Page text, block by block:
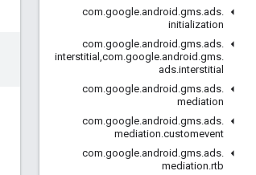
com.google.android .gms.ads.
initialization
com.google.android .gms.ads.
interstitial ,com.google.android .gms.
ads.interstitial
com.google.android .gms.ads.
mediation
com.google.android .gms.ads.
mediation.customevent
com.google.android .gms.ads.
mediation.rtb